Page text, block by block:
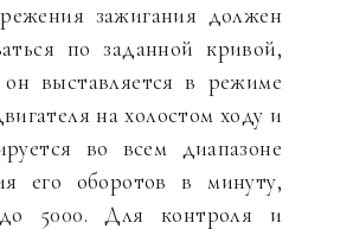
зажигания должен
по заданной кривой,
выставляется в режиме
на холостом ходу и
во всем диапазоне
его оборотов в минуту,
5000. Для контроля и